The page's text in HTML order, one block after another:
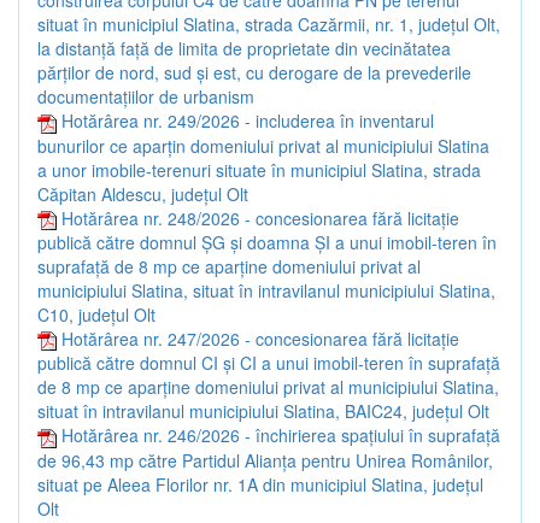
situat în municipiul Slatina, strada Cazărmii, nr. 1, județul Olt,
la distanță față de limita de proprietate din vecinătatea
părților de nord, sud și est, cu derogare de la prevederile
documentațiilor de urbanism
Hotărârea nr. 249/2026 - includerea în inventarul
bunurilor ce aparțin domeniului privat al municipiului Slatina
a unor imobile-terenuri situate în municipiul Slatina, strada
Căpitan Aldescu, județul Olt
Hotărârea nr. 248/2026 - concesionarea fără licitație
publică către domnul ȘG și doamna ȘI a unui imobil-teren în
suprafață de 8 mp ce aparține domeniului privat al
municipiului Slatina, situat în intravilanul municipiului Slatina,
C10, județul Olt
Hotărârea nr. 247/2026 - concesionarea fără licitație
publică către domnul CI și CI a unui imobil-teren în suprafață
de 8 mp ce aparține domeniului privat al municipiului Slatina,
situat în intravilanul municipiului Slatina, BAIC24, județul Olt
Hotărârea nr. 246/2026 - închirierea spațiului în suprafață
de 96,43 mp către Partidul Alianța pentru Unirea Românilor,
situat pe Aleea Florilor nr. 1A din municipiul Slatina, județul
Olt